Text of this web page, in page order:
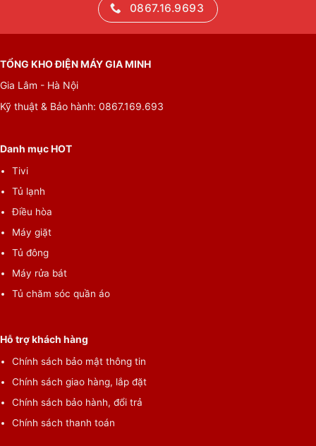
Không lo bỏ sót quần áo, linh động thêm quần áo khi
máy đang giặt
Tính năng thêm đồ giặt khi máy đang hoạt động giúp người sử
10-15 phút đầu tiên của chu trình giặt giũ, bạn có thể linh động
cho thêm các quần áo vào máy giặt.
Refresh
Bằng cách sử dụng hơi nước tự nhiên, tính năng Vapour Refresh
có trên máy giặt Electrolux giúp làm mới quần áo và chống
nhăn nhúm, mang đến sự mềm mại và tươm tất cho trang phục
của bạn.
0867.16.9693
TỔNG KHO ĐIỆN MÁY GIA MINH
Gia Lâm - Hà Nội
Kỹ thuật & Bảo hành: 0867.169.693
Danh mục HOT
Tivi
Tủ lạnh
Điều hòa
Máy giặt
Tủ đông
Máy rửa bát
Tủ chăm sóc quần áo
Hỗ trợ khách hàng
Chính sách bảo mật thông tin
Chính sách giao hàng, lắp đặt
Chính sách bảo hành, đổi trả
Chính sách thanh toán